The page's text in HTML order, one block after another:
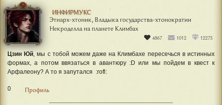
ИНФИРМУКС
Этнарх-хтоник, Владыка государства-хтонократии
Некроделла на планете Климбах
4867 1012 12275
Цзин Юй, мы с тобой можем даже на Климбахе пересечься в истинных
формах, а потом ввязаться в авантюру :D или мы пойдем в квест к
Арфалеону? А то я запутался :rofl:
0 Профиль